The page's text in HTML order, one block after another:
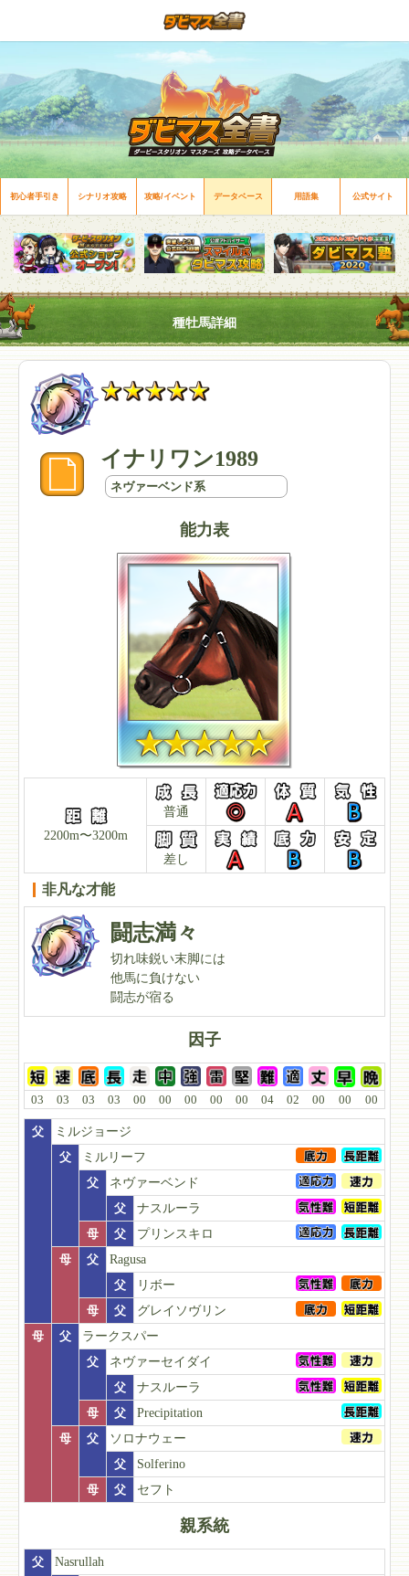
初心者手引き シナリオ攻略 攻略/イベント データベース 用語集 公式サイト
種牡馬詳細
イナリワン1989
ネヴァーベンド系
能力表
2200m〜3200m
普通
差し
非凡な才能
闘志満々
切れ味鋭い末脚には
他馬に負けない
闘志が宿る
因子
03 03 03 03 00 00 00 00 00 04 02 00 00 00
父
ミルジョージ
父
ミルリーフ
父
ネヴァーベンド
父
ナスルーラ
母
父
プリンスキロ
母
父
Ragusa
父
リボー
母
父
グレイソヴリン
母
父
ラークスパー
父
ネヴァーセイダイ
父
ナスルーラ
母
父
Precipitation
母
父
ソロナウェー
父
Solferino
母
父 セフト
親系統
父
Nasrullah